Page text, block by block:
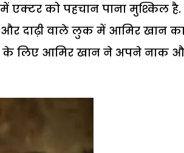
एक्टर को पहचान पाना मुश्किल है.
दाढ़ी वाले लुक में आमिर खान
के लिए आमिर खान ने अपने नाक